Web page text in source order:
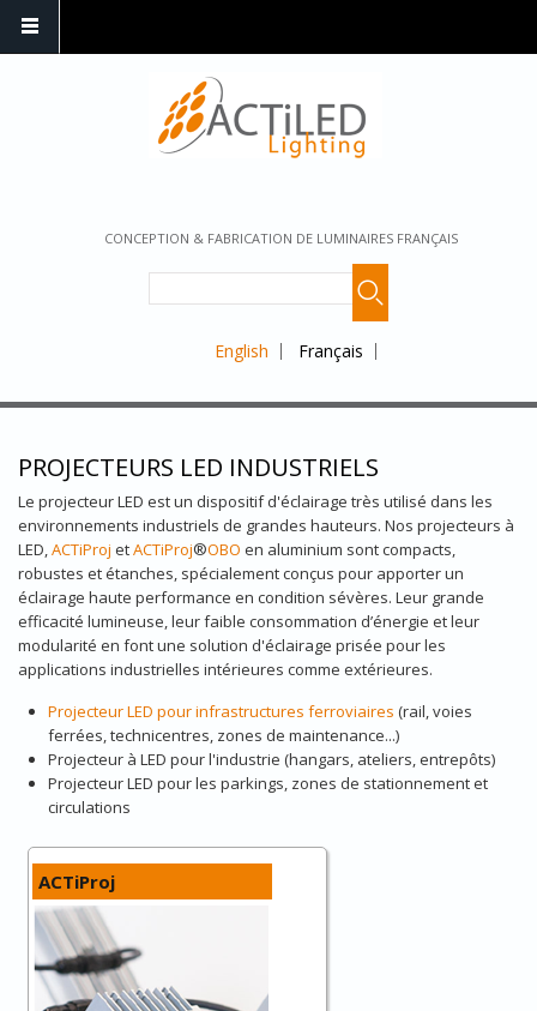
CONCEPTION & FABRICATION DE LUMINAIRES FRANÇAIS
English Français
PROJECTEURS LED INDUSTRIELS
Le projecteur LED est un dispositif d'éclairage très utilisé dans les
environnements industriels de grandes hauteurs. Nos projecteurs à
LED,ACTiProj etACTiProj®OBO en aluminium sont compacts,
robustes et étanches, spécialement conçus pour apporter un
éclairage haute performance en condition sévères. Leur grande
efficacité lumineuse, leur faible consommation d’énergie et leur
modularité en font une solution d'éclairage prisée pour les
applications industrielles intérieures comme extérieures.
Projecteur LED pour infrastructures ferroviaires (rail, voies
ferrées, technicentres, zones de maintenance...)
Projecteur à LED pour l'industrie (hangars, ateliers, entrepôts)
Projecteur LED pour les parkings, zones de stationnement et
circulations
ACTiProj